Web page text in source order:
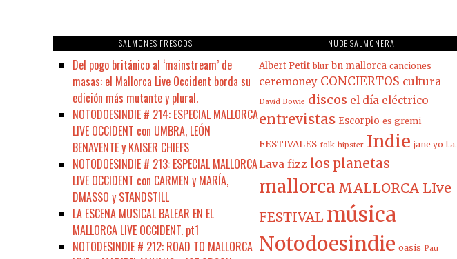
SALMONES FRESCOS
Del pogo británico al ‘mainstream’ de
masas: el Mallorca Live Occident borda su
edición más mutante y plural.
NOTODOESINDIE # 214: ESPECIAL MALLORCA
LIVE OCCIDENT con UMBRA, LEÓN
BENAVENTE y KAISER CHIEFS
NOTODOESINDIE # 213: ESPECIAL MALLORCA
LIVE OCCIDENT con CARMEN y MARÍA,
DMASSO y STANDSTILL
LA ESCENA MUSICAL BALEAR EN EL
MALLORCA LIVE OCCIDENT. pt1
NOTODESINDIE # 212: ROAD TO MALLORCA
NUBE SALMONERA
Albert Petit blur bn mallorca canciones
ceremoney CONCIERTOS cultura
David Bowie discos el día eléctrico
entrevistas Escorpio es gremi
FESTIVALES folk hipster Indie jane yo l.a.
Lava fizz los planetas
mallorca MALLORCA LIve
FESTIVAL música
Notodoesindie oasis Pau